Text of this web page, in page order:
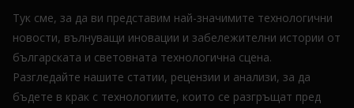
Тук сме, за да ви представим най-значимите технологични
новости, вълнуващи иновации и забележителни истории от
българската и световната технологична сцена.
Разгледайте нашите статии, рецензии и анализи, за да
бъдете в крак с технологиите, които се разгръщат пред